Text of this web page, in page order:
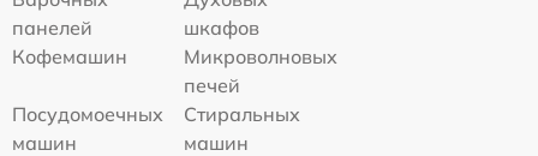
панелей
шкафов
Кофемашин
Микроволновых
печей
Посудомоечных
машин
Стиральных
машин